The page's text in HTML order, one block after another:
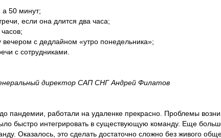
а 50 минут;
если она длится два часа;
вечером с дедлайном «утро понедельника»;
с сотрудниками.
директор САП СНГ Андрей Филатов
пандемии, работали на удаленке прекрасно. Проблемы
быстро интегрировать в существующую команду. Еще
Оказалось, это сделать достаточно сложно без живого